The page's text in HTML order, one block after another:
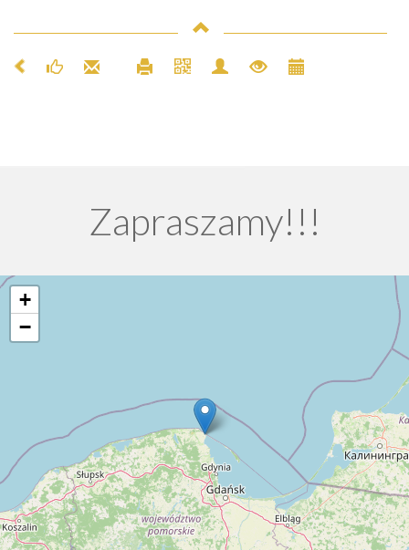
Zapraszamy!!!
+
−